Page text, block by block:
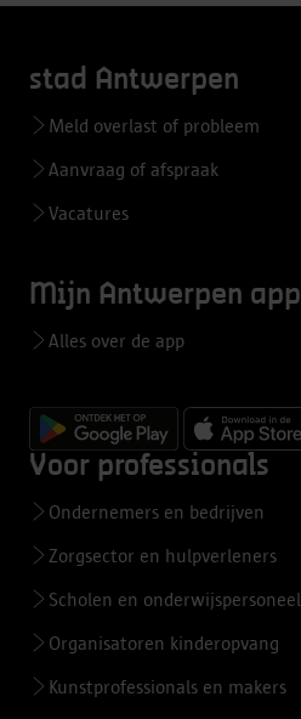
stad Antwerpen
Meld overlast of probleem
Aanvraag of afspraak
Vacatures
Mijn Antwerpen app
Alles over de app
Voor professionals
Ondernemers en bedrijven
Zorgsector en hulpverleners
Scholen en onderwijspersoneel
Organisatoren kinderopvang
Kunstprofessionals en makers